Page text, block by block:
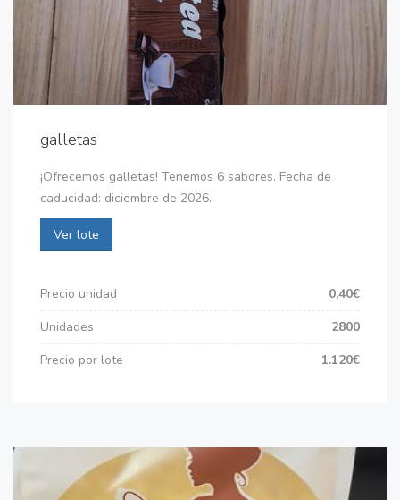
galletas
¡Ofrecemos galletas! Tenemos 6 sabores. Fecha de
caducidad: diciembre de 2026.
Ver lote
Precio unidad
0,40€
Unidades
2800
Precio por lote
1.120€